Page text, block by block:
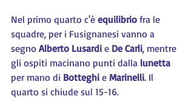
Nel primo quarto c'è equilibrio fra le
squadre, per i Fusignanesi vanno a
segno Alberto Lusardi e De Carli, mentre
gli ospiti macinano punti dalla lunetta
per mano di Botteghi e Marinelli. Il
quarto si chiude sul 15-16.